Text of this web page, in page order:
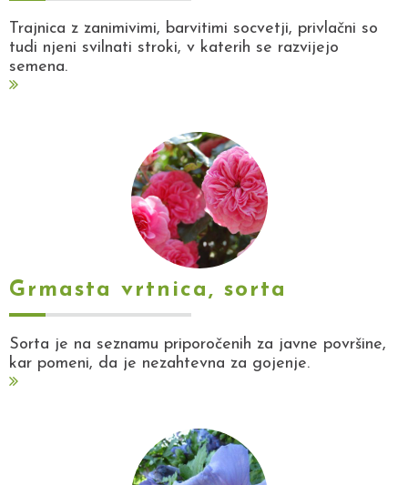
Trajnica z zanimivimi, barvitimi socvetji, privlačni so
tudi njeni svilnati stroki, v katerih se razvijejo
semena.
Grmasta vrtnica, sorta
Sorta je na seznamu priporočenih za javne površine,
kar pomeni, da je nezahtevna za gojenje.